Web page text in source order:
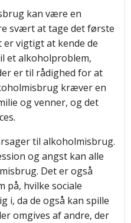
kan være en
svært at tage det første
vigtigt at kende de
et alkoholproblem,
er til rådighed for at
kræver en
og venner, og det
til alkoholmisbrug.
og angst kan alle
Det er også
hvilke sociale
i, da de også kan spille
omgives af andre, der